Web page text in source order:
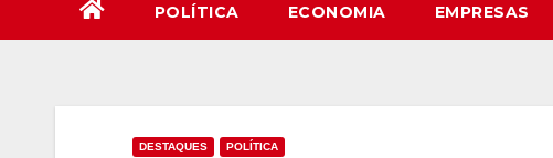
POLÍTICA ECONOMIA EMPRESAS
DESTAQUES POLÍTICA